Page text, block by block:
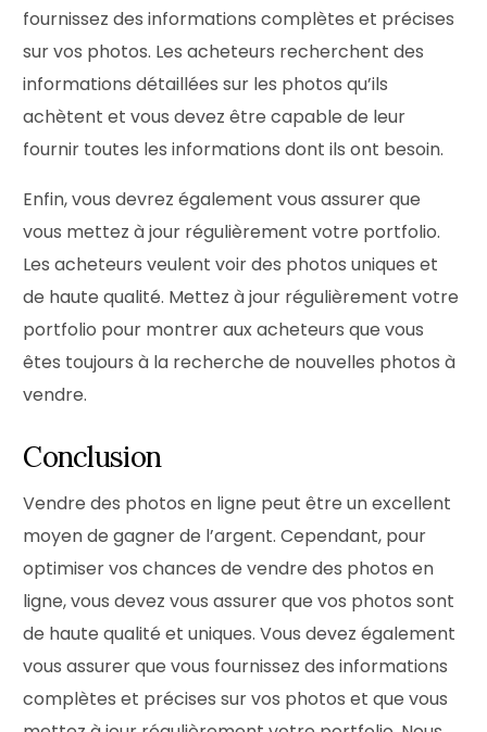
fournissez des informations complètes et précises
sur vos photos. Les acheteurs recherchent des
informations détaillées sur les photos qu’ils
achètent et vous devez être capable de leur
fournir toutes les informations dont ils ont besoin.
Enfin, vous devrez également vous assurer que
vous mettez à jour régulièrement votre portfolio.
Les acheteurs veulent voir des photos uniques et
de haute qualité. Mettez à jour régulièrement votre
portfolio pour montrer aux acheteurs que vous
êtes toujours à la recherche de nouvelles photos à
vendre.
Conclusion
Vendre des photos en ligne peut être un excellent
moyen de gagner de l’argent. Cependant, pour
optimiser vos chances de vendre des photos en
ligne, vous devez vous assurer que vos photos sont
de haute qualité et uniques. Vous devez également
vous assurer que vous fournissez des informations
complètes et précises sur vos photos et que vous